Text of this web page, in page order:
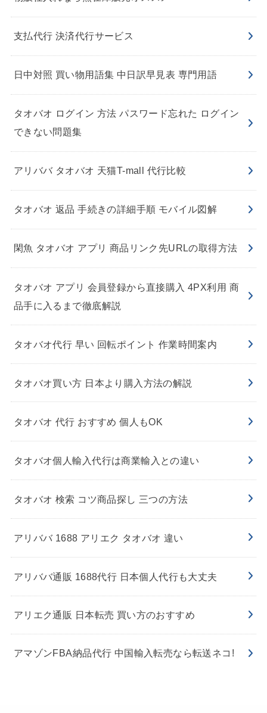
支払代行 決済代行サービス
日中対照 買い物用語集 中日訳早見表 専門用語
タオバオ ログイン 方法 パスワード忘れた ログイン
できない問題集
アリババ タオバオ 天猫T-mall 代行比較
タオバオ 返品 手続きの詳細手順 モバイル図解
閑魚 タオバオ アプリ 商品リンク先URLの取得方法
タオバオ アプリ 会員登録から直接購入 4PX利用 商
品手に入るまで徹底解説
タオバオ代行 早い 回転ポイント 作業時間案内
タオバオ買い方 日本より購入方法の解説
タオバオ 代行 おすすめ 個人もOK
タオバオ個人輸入代行は商業輸入との違い
タオバオ 検索 コツ商品探し 三つの方法
アリババ 1688 アリエク タオバオ 違い
アリババ通販 1688代行 日本個人代行も大丈夫
アリエク通販 日本転売 買い方のおすすめ
アマゾンFBA納品代行 中国輸入転売なら転送ネコ!